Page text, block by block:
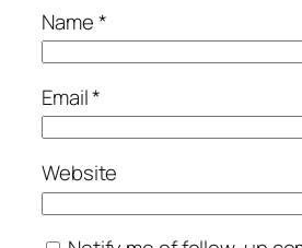
Name*
Email*
Website